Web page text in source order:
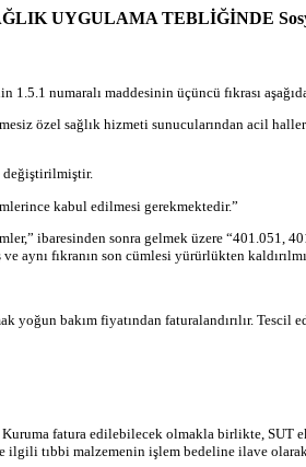
UYGULAMA TEBLİĞİNDE
numaralı maddesinin üçüncü fıkrası
özel sağlık hizmeti sunucularından acil
değiştirilmiştir.
kabul edilmesi gerekmektedir.”
ibaresinden sonra gelmek üzere “401.051,
aynı fıkranın son cümlesi yürürlükten
yoğun bakım fiyatından faturalandırılır. Tescil
fatura edilebilecek olmakla birlikte, SUT
tıbbi malzemenin işlem bedeline ilave